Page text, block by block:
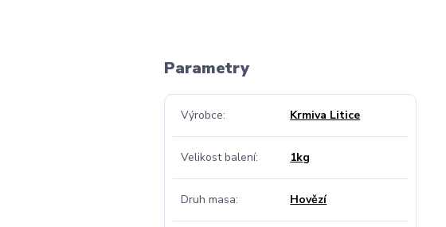
Parametry
Výrobce Krmiva Litice
Velikost balení 1kg
Druh masa Hovězí